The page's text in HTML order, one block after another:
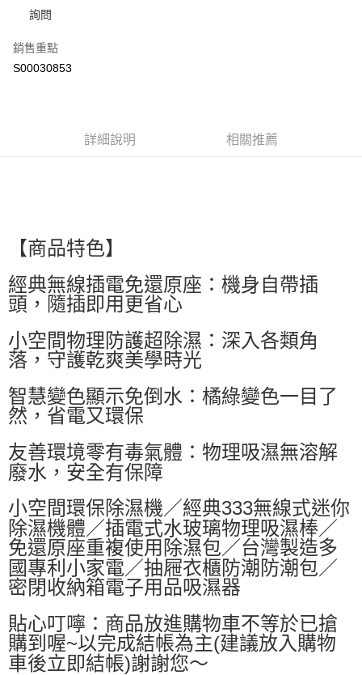
全盈+PAY
ATM付款
付款後萊爾富取貨
每筆NT$60，滿NT$599(含以上)免運費
7-11付款取貨
每筆NT$60，滿NT$599(含以上)免運費
付款後7-11取貨
每筆NT$60，滿NT$599(含以上)免運費
宅配
詢問
銷售重點
S00030853
詳細說明 相關推薦
【商品特色】
經典無線插電免還原座：機身自帶插
頭，隨插即用更省心
小空間物理防護超除濕：深入各類角
落，守護乾爽美學時光
智慧變色顯示免倒水：橘綠變色一目了
然，省電又環保
友善環境零有毒氣體：物理吸濕無溶解
廢水，安全有保障
小空間環保除濕機／經典333無線式迷你
除濕機體／插電式水玻璃物理吸濕棒／
免還原座重複使用除濕包／台灣製造多
國專利小家電／抽屜衣櫃防潮防潮包／
密閉收納箱電子用品吸濕器
貼心叮嚀：商品放進購物車不等於已搶
購到喔~以完成結帳為主(建議放入購物
車後立即結帳)謝謝您～